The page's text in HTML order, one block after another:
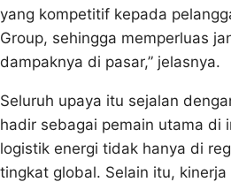
yang kompetitif kepada
Group, sehingga memperluas
dampaknya di pasar,” jelasnya.
Seluruh upaya itu sejalan
hadir sebagai pemain utama di
logistik energi tidak hanya di
tingkat global. Selain itu,